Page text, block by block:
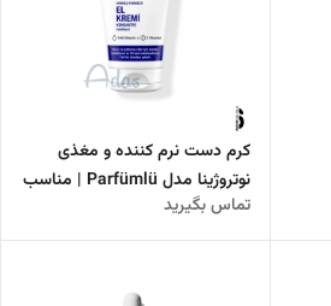
کرم دست نرم کننده و مغذی
نوتروژینا مدل Parfümlü | مناسب
پوست های خشک و آسیب دیده
تماس بگیرید